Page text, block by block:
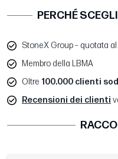
PERCHÉ
StoneX Group – quotata
Membro della LBMA
Oltre 100.000 clienti
Recensioni dei clienti